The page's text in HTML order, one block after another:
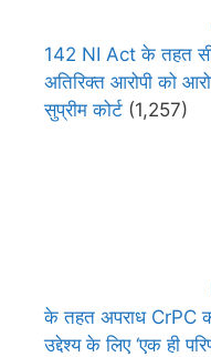
142 NI Act के तहत
अतिरिक्त आरोपी को
सुप्रीम कोर्ट (1,257)
के तहत अपराध CrPC
उद्देश्य के लिए ‘एक ही